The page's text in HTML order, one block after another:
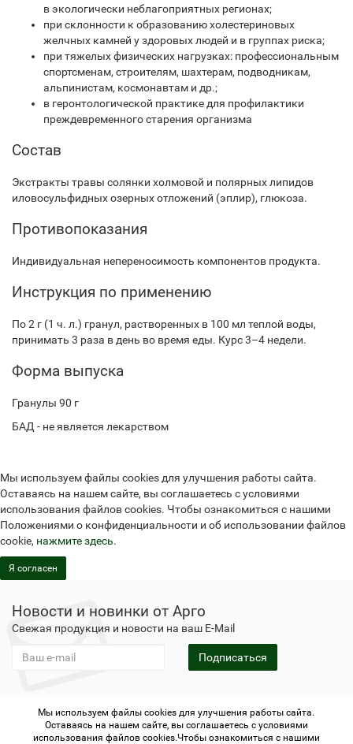
в экологически неблагоприятных регионах;
при склонности к образованию холестериновых
желчных камней у здоровых людей и в группах риска;
при тяжелых физических нагрузках: профессиональным
спортсменам, строителям, шахтерам, подводникам,
альпинистам, космонавтам и др.;
в геронтологической практике для профилактики
преждевременного старения организма
Состав
Экстракты травы солянки холмовой и полярных липидов
илово­сульфидных озерных отложений (эплир), глюкоза.
Противопоказания
Индивидуальная непереносимость компонентов продукта.
Инструкция по применению
По 2 г (1 ч. л.) гранул, растворенных в 100 мл теплой воды,
принимать 3 раза в день во время еды. Курс 3–4 недели.
Форма выпуска
Гранулы 90 г
БАД - не является лекарством
Мы используем файлы cookies для улучшения работы сайта.
Оставаясь на нашем сайте, вы соглашаетесь с условиями
использования файлов cookies. Чтобы ознакомиться с нашими
Положениями о конфиденциальности и об использовании файлов
cookie, нажмите здесь.
Я согласен
Новости и новинки от Арго
Свежая продукция и новости на ваш E-Mail
Подписаться
Не является публичной офертой
Политика
конфиденциальности
Не является публичной офертой
Мы используем файлы cookies для улучшения работы сайта.
Оставаясь на нашем сайте, вы соглашаетесь с условиями
использования файлов cookies.Чтобы ознакомиться с нашими